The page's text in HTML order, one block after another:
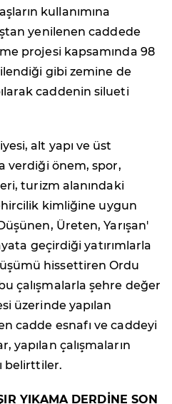
kullanımına
yenilenen caddede
projesi kapsamında 98
gibi zemine de
caddenin silueti
alt yapı ve üst
verdiği önem, spor,
turizm alanındaki
kimliğine uygun
Üreten, Yarışan'
geçirdiği yatırımlarla
hissettiren Ordu
çalışmalarla şehre değer
üzerinde yapılan
cadde esnafı ve caddeyi
yapılan çalışmaların
belirttiler.
YIKAMA DERDİNE SON